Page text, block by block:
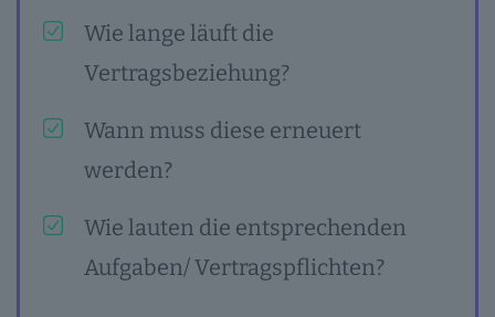
Wie lange läuft die
Vertragsbeziehung?
Wann muss diese erneuert
werden?
Wie lauten die entsprechenden
Aufgaben/ Vertragspflichten?